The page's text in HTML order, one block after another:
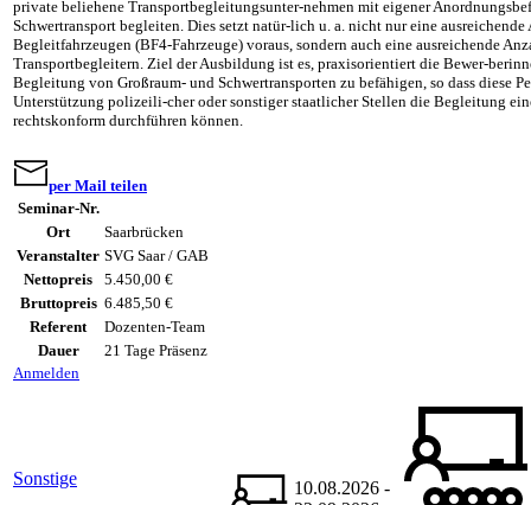
private beliehene Transportbegleitungsunter-nehmen mit eigener
Schwertransport begleiten. Dies setzt natür-lich u. a. nicht nur eine
Begleitfahrzeugen (BF4-Fahrzeuge) voraus, sondern auch eine ausreichende
Transportbegleitern. Ziel der Ausbildung ist es, praxisorientiert die Bewer-
Begleitung von Großraum- und Schwertransporten zu befähigen, so dass diese
Unterstützung polizeili-cher oder sonstiger staatlicher Stellen die Begleitung
rechtskonform durchführen können.
per Mail teilen
Seminar-Nr.
Ort
Saarbrücken
Veranstalter SVG Saar / GAB
Nettopreis
5.450,00 €
Bruttopreis 6.485,50 €
Referent
Dozenten-Team
Dauer
21 Tage Präsenz
Anmelden
Sonstige
10.08.2026 -